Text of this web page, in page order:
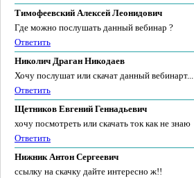
Тимофеевский Алексей Леонидович
Где можно послушать данный вебинар ?
Ответить
Николич Драган Никодаев
Хочу послушат или скачат данный вебинарт...
Ответить
Щетников Евгений Геннадьевич
хочу посмотреть или скачать ток как не знаю
Ответить
Нижник Антон Сергеевич
ссылку на скачку дайте интересно ж!!